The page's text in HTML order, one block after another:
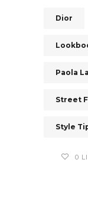
Dior
Paola
Street
Style
0